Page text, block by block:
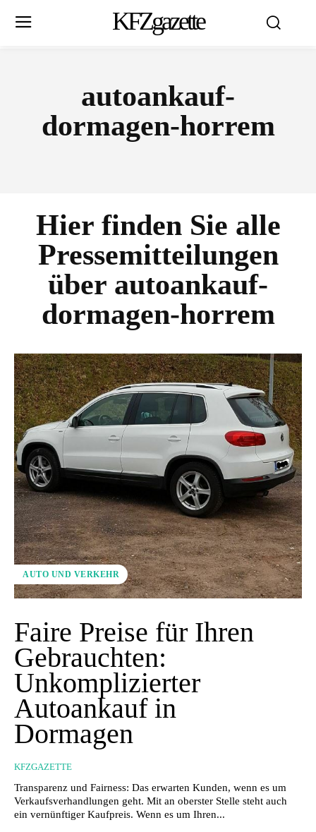
KFZgazette
autoankauf-
dormagen-horrem
Hier finden Sie alle
Pressemitteilungen
über autoankauf-
dormagen-horrem
AUTO UND VERKEHR
Faire Preise für Ihren
Gebrauchten:
Unkomplizierter
Autoankauf in
Dormagen
KFZGAZETTE
Transparenz und Fairness: Das erwarten Kunden, wenn es um
Verkaufsverhandlungen geht. Mit an oberster Stelle steht auch
ein vernünftiger Kaufpreis. Wenn es um Ihren...